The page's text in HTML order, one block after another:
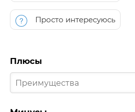
Просто интересуюсь
Плюсы